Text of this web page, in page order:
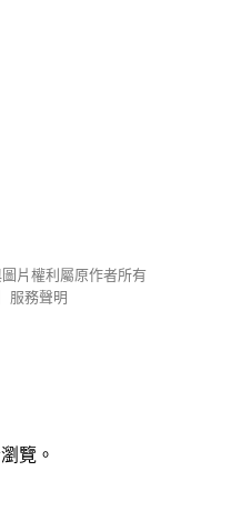
片權利屬原作者所有
服務聲明
覽。